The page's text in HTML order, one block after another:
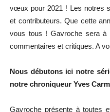
vœux pour 2021 ! Les notres
et contributeurs. Que cette
vous tous ! Gavroche sera
commentaires et critiques. A
Nous débutons ici notre
notre chroniqueur Yves
Gavroche présente à toutes